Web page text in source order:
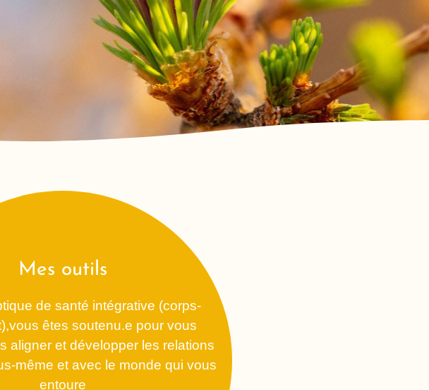
Mes outils
de santé intégrative (corps-
êtes soutenu.e pour vous
aligner et développer les relations
même et avec le monde qui vous
entoure